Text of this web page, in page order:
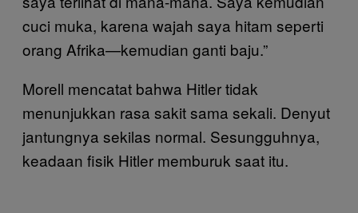
cuci muka, karena wajah saya hitam seperti
orang Afrika—kemudian ganti baju.”
Morell mencatat bahwa Hitler tidak
menunjukkan rasa sakit sama sekali. Denyut
jantungnya sekilas normal. Sesungguhnya,
keadaan fisik Hitler memburuk saat itu.